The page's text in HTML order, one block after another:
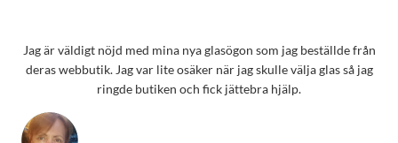
Jag är väldigt nöjd med mina nya glasögon som jag beställde från
deras webbutik. Jag var lite osäker när jag skulle välja glas så jag
ringde butiken och fick jättebra hjälp.